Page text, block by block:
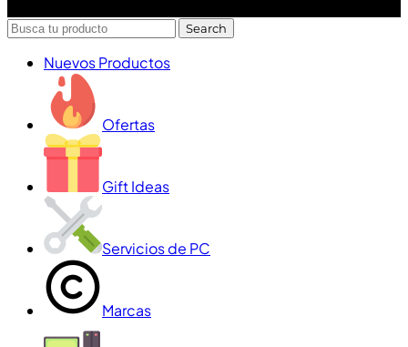
Search
Nuevos Productos
Ofertas
Gift Ideas
Servicios de PC
Marcas